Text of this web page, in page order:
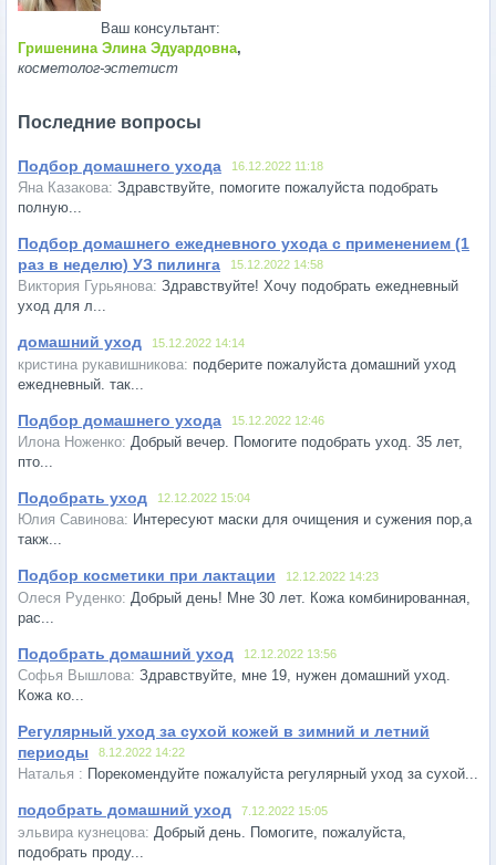
Ваш консультант:
Гришенина Элина Эдуардовна,
косметолог-эстетист
Последние вопросы
Подбор домашнего ухода 16.12.2022 11:18
Здравствуйте, помогите пожалуйста подобрать
полную...
Подбор домашнего ежедневного ухода с применением (1
раз в неделю) УЗ пилинга
15.12.2022 14:58
Здравствуйте! Хочу подобрать ежедневный
уход для л...
домашний уход 15.12.2022 14:14
подберите пожалуйста домашний уход
ежедневный. так...
Подбор домашнего ухода 15.12.2022 12:46
Добрый вечер. Помогите подобрать уход. 35 лет,
пто...
Подобрать уход 12.12.2022 15:04
Интересуют маски для очищения и сужения пор,а
такж...
Подбор косметики при лактации 12.12.2022 14:23
Добрый день! Мне 30 лет. Кожа комбинированная,
рас...
Подобрать домашний уход 12.12.2022 13:56
Здравствуйте, мне 19, нужен домашний уход.
Кожа ко...
Регулярный уход за сухой кожей в зимний и летний
периоды
8.12.2022 14:22
Порекомендуйте пожалуйста регулярный уход за сухой...
подобрать домашний уход 7.12.2022 15:05
Добрый день. Помогите, пожалуйста,
подобрать проду...